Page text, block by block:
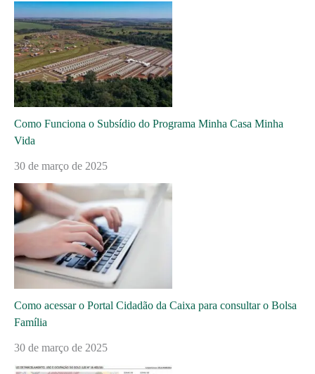
Como Funciona o Subsídio do Programa Minha Casa Minha
Vida
30 de março de 2025
Como acessar o Portal Cidadão da Caixa para consultar o Bolsa
Família
30 de março de 2025